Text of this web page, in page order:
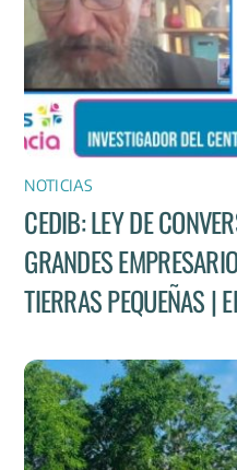
NOTICIAS
CEDIB: LEY DE
GRANDES
TIERRAS PEQUEÑAS |